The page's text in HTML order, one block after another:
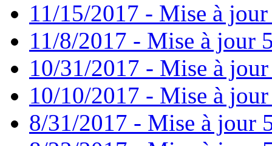
11/15/2017 - Mise à
11/8/2017 - Mise à jour
10/31/2017 - Mise à
10/10/2017 - Mise à
8/31/2017 - Mise à jour